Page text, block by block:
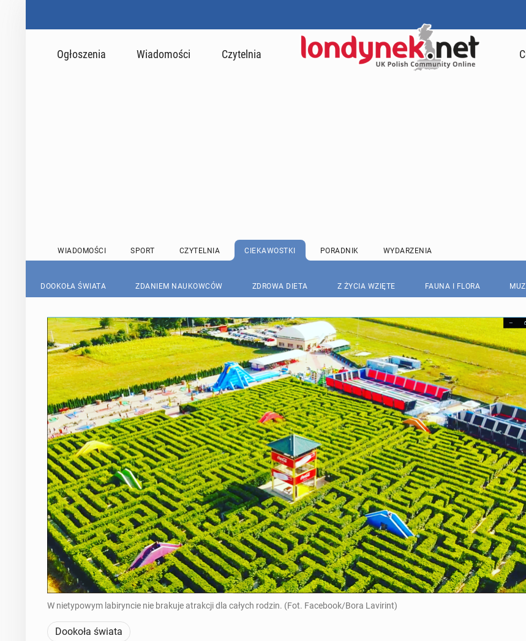
Ogłoszenia Wiadomości Czytelnia
WIADOMOŚCI SPORT CZYTELNIA CIEKAWOSTKI PORADNIK WYDARZENIA
DOOKOŁA ŚWIATA ZDANIEM NAUKOWCÓW ZDROWA DIETA Z ŻYCIA WZIĘTE FAUNA I FLORA
W nietypowym labiryncie nie brakuje atrakcji dla całych rodzin. (Fot. Facebook/Bora Lavirint)
Dookoła świata